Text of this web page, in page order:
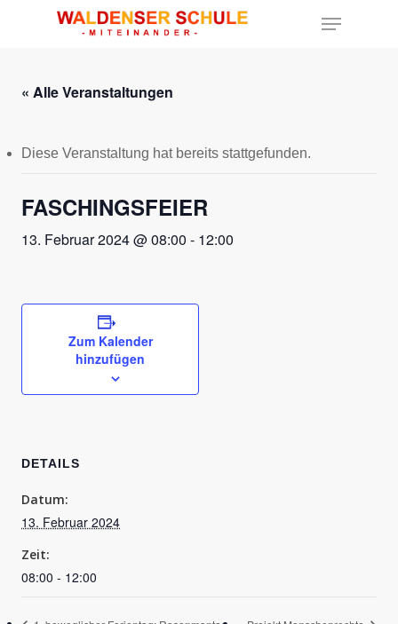
« Alle Veranstaltungen
Diese Veranstaltung hat bereits stattgefunden.
FASCHINGSFEIER
13. Februar 2024 @ 08:00 - 12:00
Zum Kalender
hinzufügen
DETAILS
Datum:
13. Februar 2024
Zeit:
08:00 - 12:00